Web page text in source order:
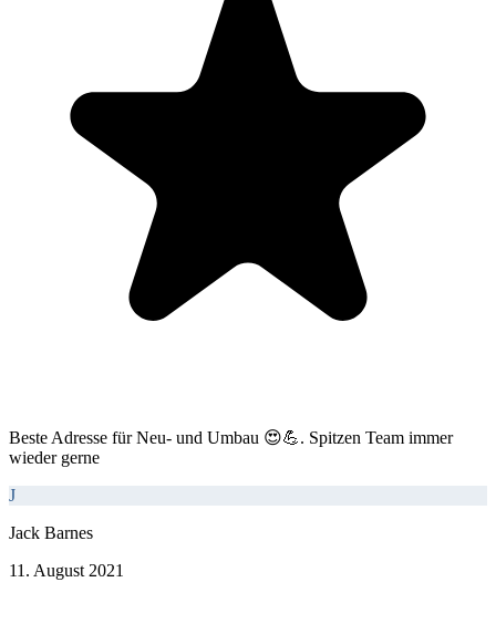
Beste Adresse für Neu- und Umbau 😍💪. Spitzen Team immer
wieder gerne
J
Jack Barnes
11. August 2021